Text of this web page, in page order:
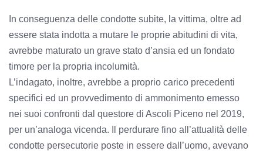
In conseguenza delle condotte subite, la vittima, oltre ad
essere stata indotta a mutare le proprie abitudini di vita,
avrebbe maturato un grave stato d’ansia ed un fondato
timore per la propria incolumità.
L’indagato, inoltre, avrebbe a proprio carico precedenti
specifici ed un provvedimento di ammonimento emesso
nei suoi confronti dal questore di Ascoli Piceno nel 2019,
per un’analoga vicenda. Il perdurare fino all’attualità delle
condotte persecutorie poste in essere dall’uomo, avevano